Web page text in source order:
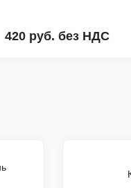
420 руб. без НДС